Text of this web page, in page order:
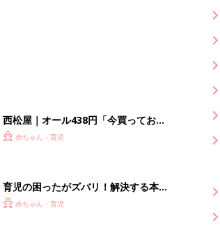
西松屋｜オール438円「今買っておく
べき！」「保育園着にも◎」元子ども
赤ちゃん・育児
育児の困ったがズバリ！解決する本
『ひよこクラブ 秋号』 4カ月～2才
赤ちゃん・育児